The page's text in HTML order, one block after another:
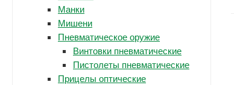
Манки
Мишени
Пневматическое оружие
Винтовки пневматические
Пистолеты пневматические
Прицелы оптические